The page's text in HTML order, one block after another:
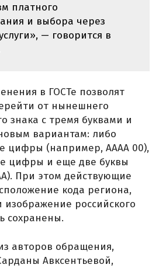
платного
и выбора через
— говорится в
в ГОСТе позволят
от нынешнего
знака с тремя буквами и
вариантам: либо
цифры (например, АААА 00),
цифры и еще две буквы
При этом действующие
кода региона,
изображение российского
сохранены.
авторов обращения,
Авксентьевой,